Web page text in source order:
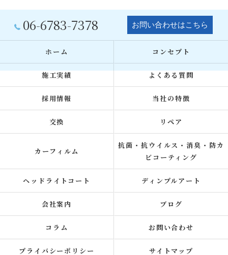
06-6783-7378 お問い合わせはこちら
ホーム コンセプト
施工実績 よくある質問
採用情報 当社の特徴
交換 リペア
カーフィルム
抗菌・抗ウイルス・消臭・防カ
ビコーティング
ヘッドライトコート ディンプルアート
会社案内 ブログ
コラム お問い合わせ
プライバシーポリシー サイトマップ